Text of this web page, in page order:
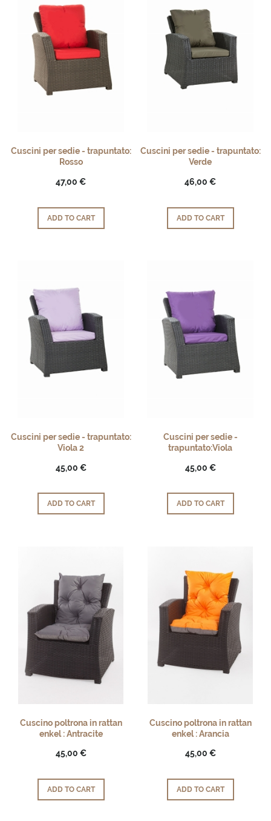
Cuscini per sedie - trapuntato:
Rosso
47,00 €
ADD TO CART
Cuscini per sedie - trapuntato:
Verde
46,00 €
ADD TO CART
Cuscini per sedie - trapuntato:
Viola 2
45,00 €
ADD TO CART
Cuscini per sedie -
trapuntato:Viola
45,00 €
ADD TO CART
Cuscino poltrona in rattan
enkel : Antracite
45,00 €
ADD TO CART
Cuscino poltrona in rattan
enkel : Arancia
45,00 €
ADD TO CART